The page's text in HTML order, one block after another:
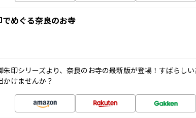
めぐる奈良のお寺
朱印シリーズより、奈良のお寺の最新版が登場！すばらし
かけませんか？